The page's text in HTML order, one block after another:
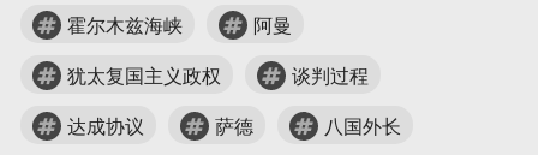
霍尔木兹海峡 阿曼
犹太复国主义政权 谈判过程
达成协议 萨德 八国外长